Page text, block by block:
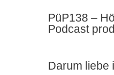
PüP138 –
Podcast
Darum liebe